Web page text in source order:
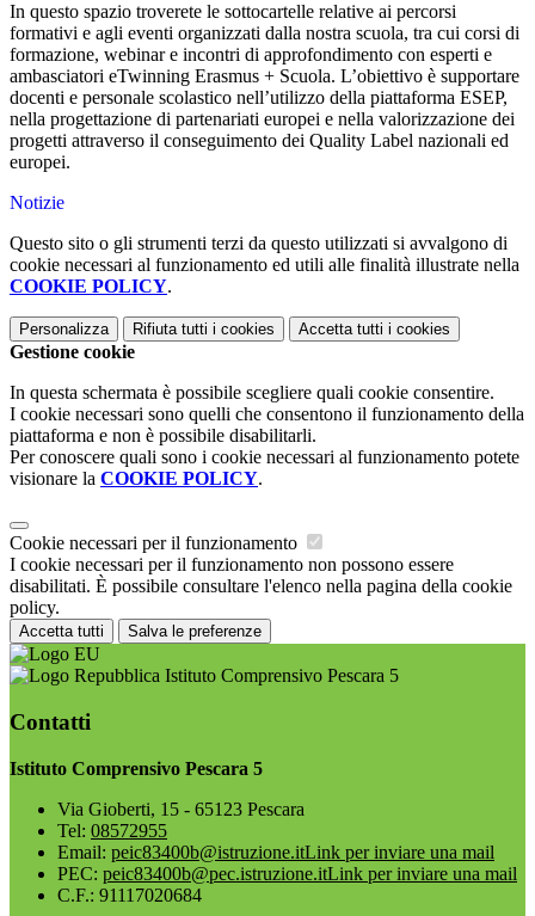
In questo spazio troverete le sottocartelle relative ai percorsi
formativi e agli eventi organizzati dalla nostra scuola, tra cui corsi di
formazione, webinar e incontri di approfondimento con esperti e
ambasciatori eTwinning Erasmus + Scuola. L’obiettivo è supportare
docenti e personale scolastico nell’utilizzo della piattaforma ESEP,
nella progettazione di partenariati europei e nella valorizzazione dei
progetti attraverso il conseguimento dei Quality Label nazionali ed
europei.
Notizie
Questo sito o gli strumenti terzi da questo utilizzati si avvalgono di
cookie necessari al funzionamento ed utili alle finalità illustrate nella
COOKIE POLICY.
Personalizza Rifiuta tutti i cookies Accetta tutti i cookies
Gestione cookie
In questa schermata è possibile scegliere quali cookie consentire.
I cookie necessari sono quelli che consentono il funzionamento della
piattaforma e non è possibile disabilitarli.
Per conoscere quali sono i cookie necessari al funzionamento potete
visionare la COOKIE POLICY.
Cookie necessari per il funzionamento
I cookie necessari per il funzionamento non possono essere
disabilitati. È possibile consultare l'elenco nella pagina della cookie
policy.
Accetta tutti Salva le preferenze
Istituto Comprensivo Pescara 5
Contatti
Istituto Comprensivo Pescara 5
Via Gioberti, 15 - 65123 Pescara
Tel: 08572955
Email: peic83400b@istruzione.itLink per inviare una mail
PEC: peic83400b@pec.istruzione.itLink per inviare una mail
C.F.: 91117020684